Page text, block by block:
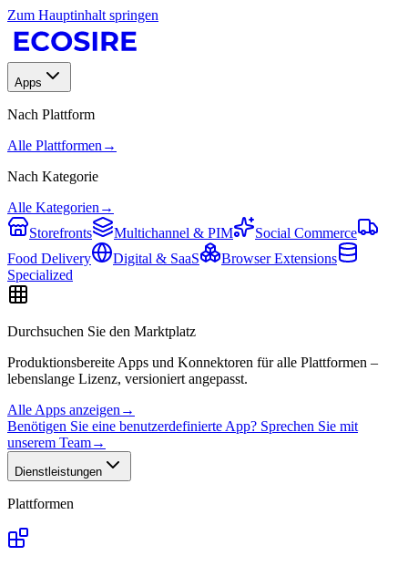
Zum Hauptinhalt springen
Apps
Nach Plattform
Alle Plattformen →
Nach Kategorie
Alle Kategorien →
Storefronts
Multichannel & PIM
Social Commerce
Food Delivery
Digital & SaaS
Browser Extensions
Specialized
Durchsuchen Sie den Marktplatz
Produktionsbereite Apps und Konnektoren für alle Plattformen –
lebenslange Lizenz, versioniert angepasst.
Alle Apps anzeigen →
Benötigen Sie eine benutzerdefinierte App? Sprechen Sie mit
unserem Team→
Dienstleistungen
Plattformen